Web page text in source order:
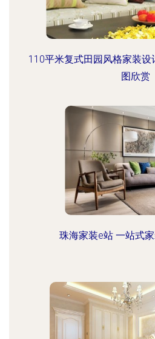
110平米复式田园风格家装
图欣赏
珠海家装e站 一站式